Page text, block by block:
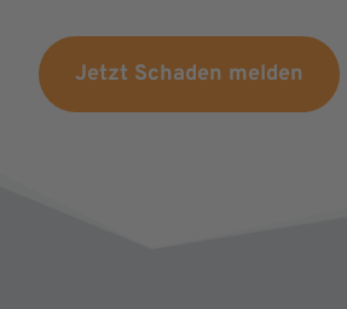
Jetzt Schaden melden